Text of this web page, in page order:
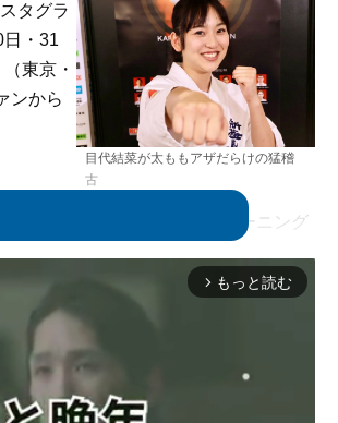
目代結菜が太ももアザだらけの猛稽
古
タグラ
・31
東京・
ンから
大長トレ」とつづり、トレーニング
その後、座り込んだ目代が太ももの
士の勲章やん」「楽しそうにトレー
る」「パワーマックスは地獄・大会
arrow_forward_ios もっと読む